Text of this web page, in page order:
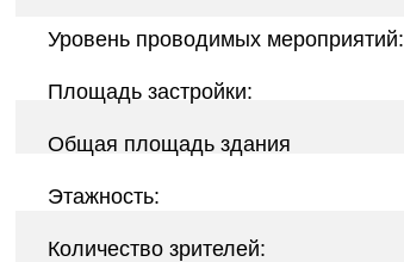
Уровень проводимых мероприятий:
Площадь застройки:
Общая площадь здания
Этажность:
Количество зрителей: